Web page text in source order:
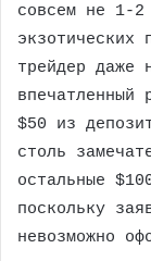
совсем не 1-2
экзотических
трейдер даже
впечатленный
$50 из
столь
остальные
поскольку
невозможно